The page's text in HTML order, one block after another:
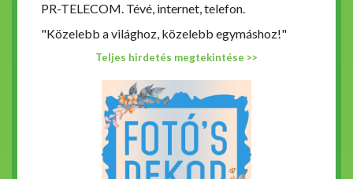
PR-TELECOM. Tévé, internet, telefon.
"Közelebb a világhoz, közelebb egymáshoz!"
Teljes hirdetés megtekintése >>